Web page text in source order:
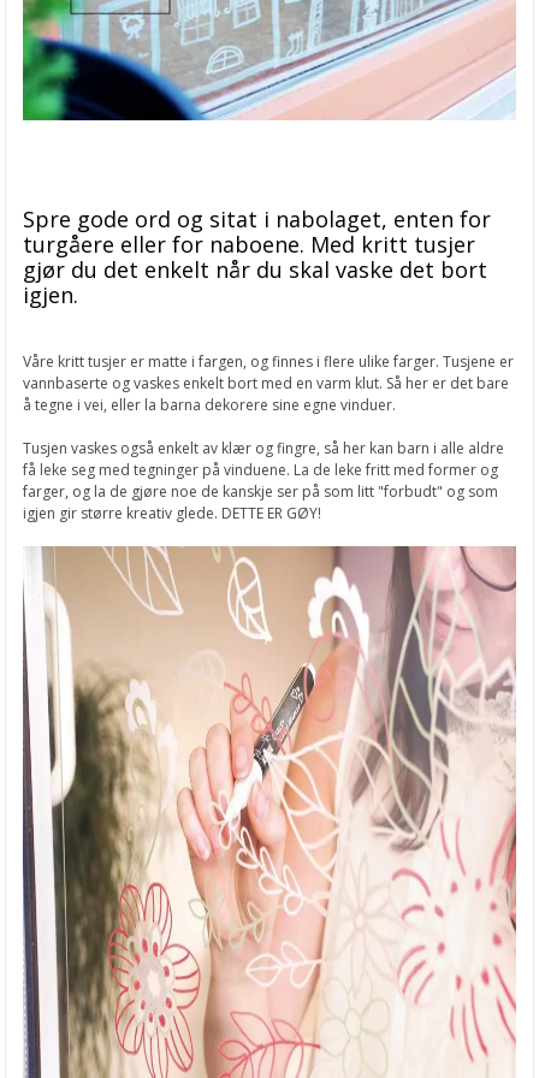
Spre gode ord og sitat i nabolaget, enten for
turgåere eller for naboene. Med kritt tusjer
gjør du det enkelt når du skal vaske det bort
igjen.
Våre kritt tusjer er matte i fargen, og finnes i flere ulike farger. Tusjene er
vannbaserte og vaskes enkelt bort med en varm klut. Så her er det bare
å tegne i vei, eller la barna dekorere sine egne vinduer.
Tusjen vaskes også enkelt av klær og fingre, så her kan barn i alle aldre
få leke seg med tegninger på vinduene. La de leke fritt med former og
farger, og la de gjøre noe de kanskje ser på som litt "forbudt" og som
igjen gir større kreativ glede. DETTE ER GØY!